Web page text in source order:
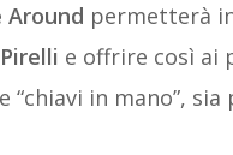
Around permetterà
e offrire così ai
e “chiavi in mano”,